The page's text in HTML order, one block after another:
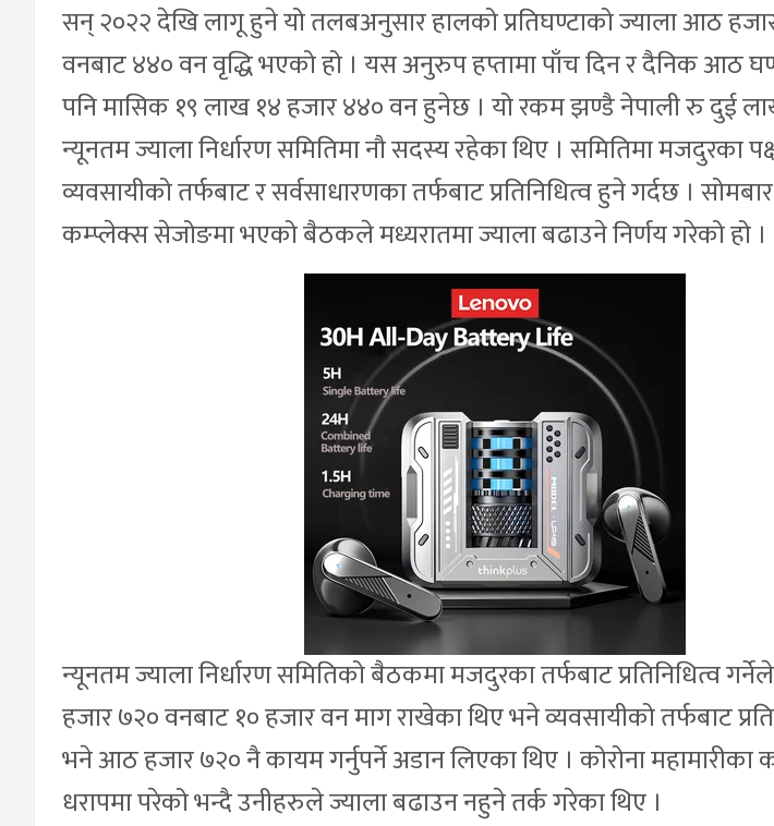
सन् २०२२ देखि लागू हुने यो तलबअनुसार हालको प्रतिघण्टाको ज्याला आठ
वनबाट ४४० वन वृद्धि भएको हो । यस अनुरुप हप्तामा पाँच दिन र दैनिक आठ
पनि मासिक १९ लाख १४ हजार ४४० वन हुनेछ । यो रकम झण्डै नेपाली रु दुई
न्यूनतम ज्याला निर्धारण समितिमा नौ सदस्य रहेका थिए । समितिमा मजदुरका
व्यवसायीको तर्फबाट र सर्वसाधारणका तर्फबाट प्रतिनिधित्व हुने गर्दछ ।
कम्प्लेक्स सेजोङमा भएको बैठकले मध्यरातमा ज्याला बढाउने निर्णय गरेको हो ।
न्यूनतम ज्याला निर्धारण समितिको बैठकमा मजदुरका तर्फबाट प्रतिनिधित्व
हजार ७२० वनबाट १० हजार वन माग राखेका थिए भने व्यवसायीको तर्फबाट
भने आठ हजार ७२० नै कायम गर्नुपर्ने अडान लिएका थिए । कोरोना महामारीका
धरापमा परेको भन्दै उनीहरुले ज्याला बढाउन नहुने तर्क गरेका थिए ।